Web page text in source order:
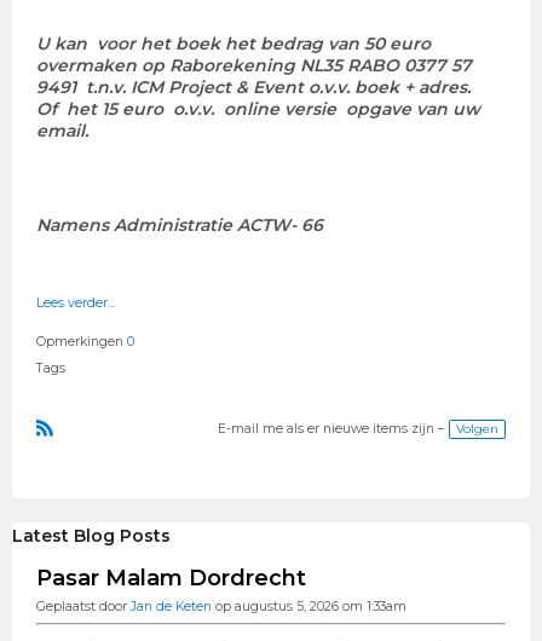
U kan voor het boek het bedrag van 50 euro
overmaken op Raborekening NL35 RABO 0377 57
9491 t.n.v. ICM Project & Event o.v.v. boek + adres.
Of het 15 euro o.v.v. online versie opgave van uw
email.
Namens Administratie ACTW- 66
Lees verder…
Opmerkingen 0
Tags
E-mail me als er nieuwe items zijn – Volgen
Latest Blog Posts
Pasar Malam Dordrecht
Geplaatst door Jan de Keten op augustus 5, 2026 om 1:33am